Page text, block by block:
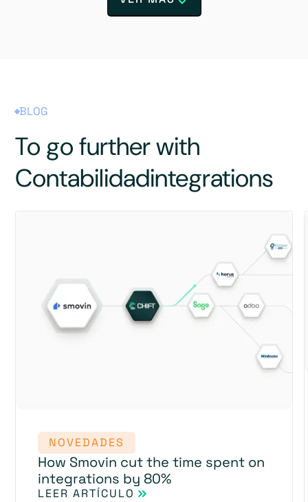
BLOG
To go further with
Contabilidadintegrations
NOVEDADES
How Smovin cut the time spent on
integrations by 80%
LEER ARTÍCULO